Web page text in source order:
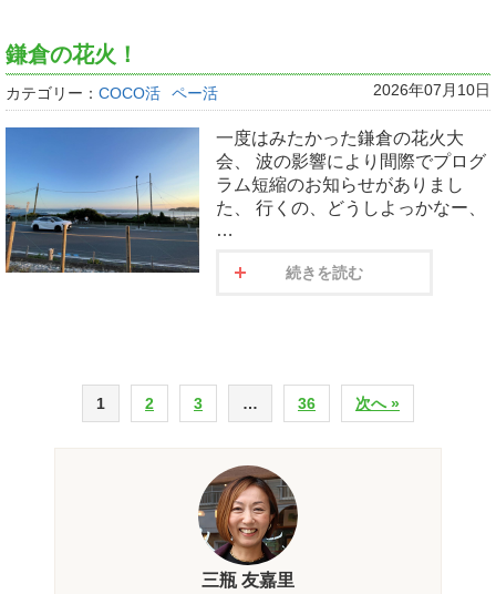
鎌倉の花火！
カテゴリー： COCO活 ペー活 2026年07月10日
一度はみたかった鎌倉の花火大
会、 波の影響により間際でプログ
ラム短縮のお知らせがありまし
た、 行くの、どうしよっかなー、
…
続きを読む
1 2 3 … 36 次へ »
三瓶 友嘉里